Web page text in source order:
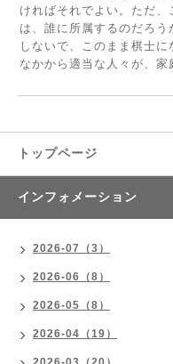
ければそれでよい。ただ、
は、誰に所属するのだろ
しないで、このまま棋士
なかから適当な人々が、家
トップページ
インフォメーション
2026-07（3）
2026-06（8）
2026-05（8）
2026-04（19）